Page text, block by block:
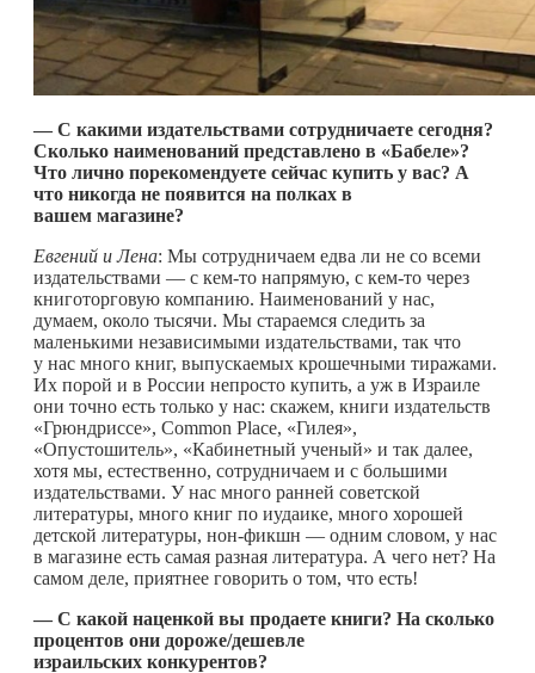
— С какими издательствами сотрудничаете сегодня?
Сколько наименований представлено в «Бабеле»?
Что лично порекомендуете сейчас купить у вас? А
что никогда не появится на полках в
вашем магазине?
Евгений и Лена: Мы сотрудничаем едва ли не со всеми
издательствами — с кем-то напрямую, с кем-то через
книготорговую компанию. Наименований у нас,
думаем, около тысячи. Мы стараемся следить за
маленькими независимыми издательствами, так что
у нас много книг, выпускаемых крошечными тиражами.
Их порой и в России непросто купить, а уж в Израиле
они точно есть только у нас: скажем, книги издательств
«Грюндриссе», Common Place, «Гилея»,
«Опустошитель», «Кабинетный ученый» и так далее,
хотя мы, естественно, сотрудничаем и с большими
издательствами. У нас много ранней советской
литературы, много книг по иудаике, много хорошей
детской литературы, нон-фикшн — одним словом, у нас
в магазине есть самая разная литература. А чего нет? На
самом деле, приятнее говорить о том, что есть!
— С какой наценкой вы продаете книги? На сколько
процентов они дороже/дешевле
израильских конкурентов?